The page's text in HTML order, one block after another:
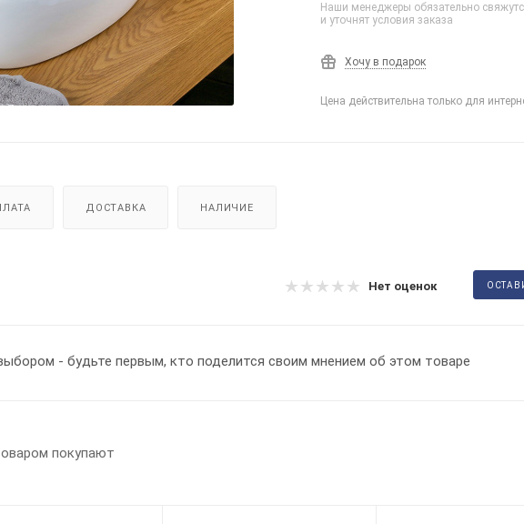
Наши менеджеры обязательно
и уточнят условия заказа
Хочу в подарок
Цена действительна только для
ДОСТАВКА НАЛИЧИЕ
Нет оценок
- будьте первым, кто поделится своим мнением об этом товаре
покупают